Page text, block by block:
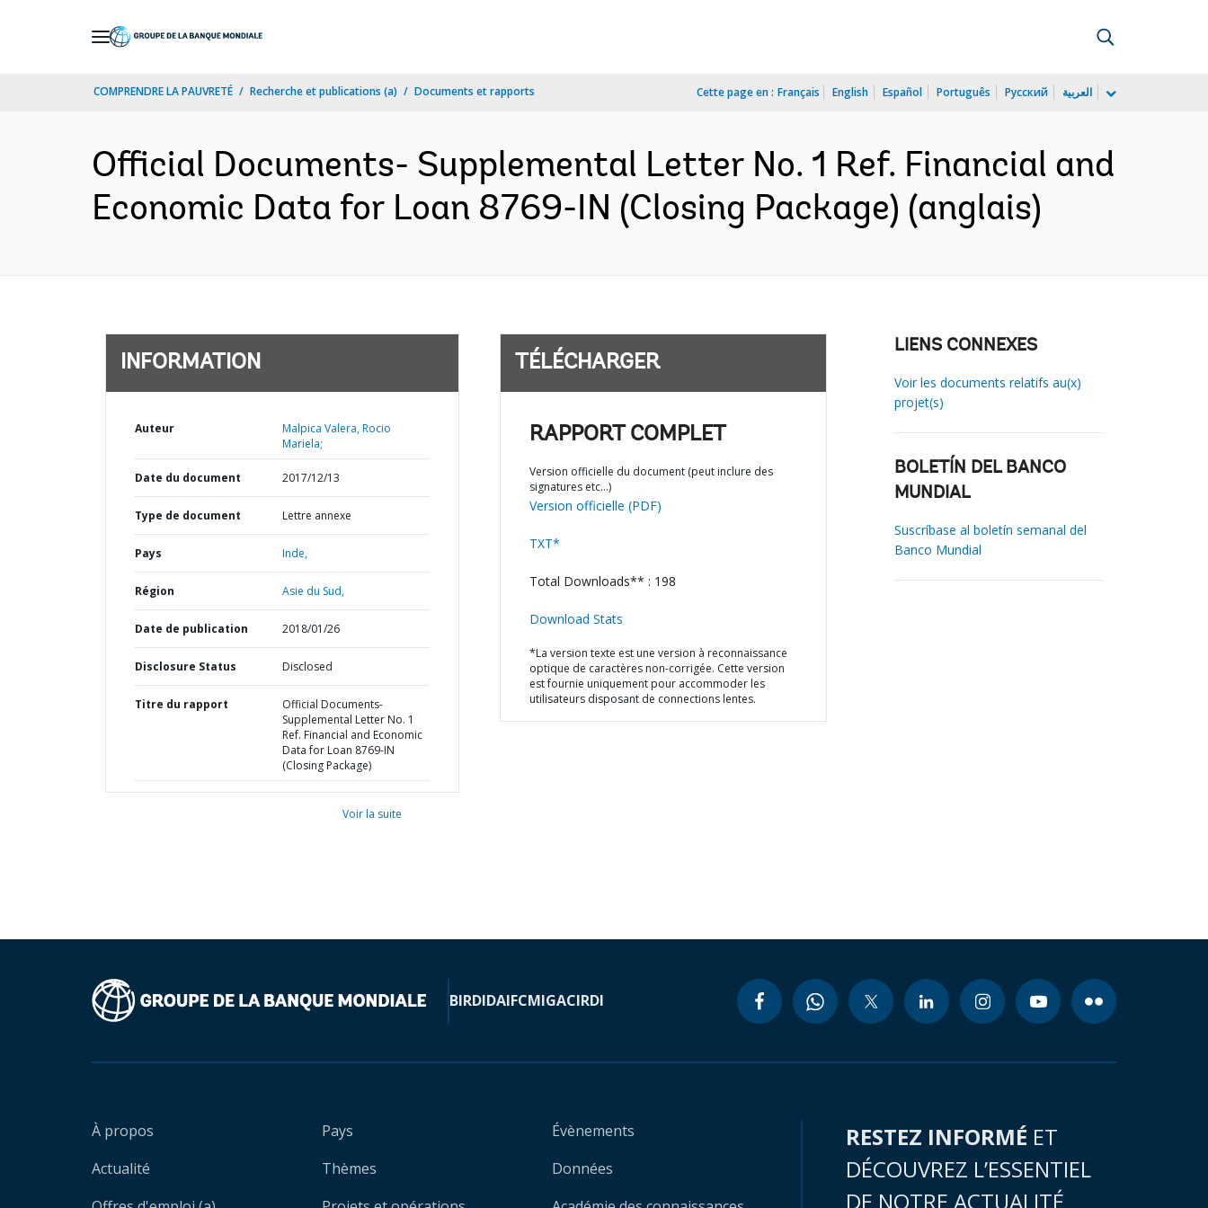
COMPRENDRE LA PAUVRETÉ Recherche et publications (a) Documents et rapports Cette page en : Français English Español Português Русский العربية
Official Documents- Supplemental Letter No. 1 Ref. Financial and
Economic Data for Loan 8769-IN (Closing Package) (anglais)
INFORMATION
Auteur
Malpica Valera, Rocio
Mariela;
Date du document 2017/12/13
Type de document Lettre annexe
Pays Inde,
Région Asie du Sud,
Date de publication 2018/01/26
Disclosure Status Disclosed
Titre du rapport
Official Documents-
Supplemental Letter No. 1
Ref. Financial and Economic
Data for Loan 8769-IN
(Closing Package)
Voir la suite
TÉLÉCHARGER
RAPPORT COMPLET
Version officielle du document (peut inclure des
signatures etc…)
Version officielle (PDF)
TXT*
Total Downloads** : 198
Download Stats
*La version texte est une version à reconnaissance
optique de caractères non-corrigée. Cette version
est fournie uniquement pour accommoder les
utilisateurs disposant de connections lentes.
LIENS CONNEXES
Voir les documents relatifs au(x)
projet(s)
BOLETÍN DEL BANCO
MUNDIAL
Suscríbase al boletín semanal del
Banco Mundial
BIRDIDAIFCMIGACIRDI
À propos
Actualité
Pays
Thèmes
Évènements
Données
RESTEZ INFORMÉ ET
DÉCOUVREZ L’ESSENTIEL
DE NOTRE ACTUALITÉ